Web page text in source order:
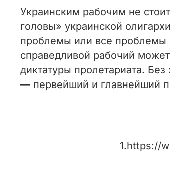
Украинским рабочим не
головы» украинской
проблемы или все проблемы
справедливой рабочий
диктатуры пролетариата.
— первейший и главнейший
1.https://